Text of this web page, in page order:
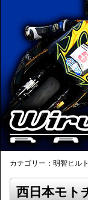
カテゴリー：明智ヒル
西日本モト